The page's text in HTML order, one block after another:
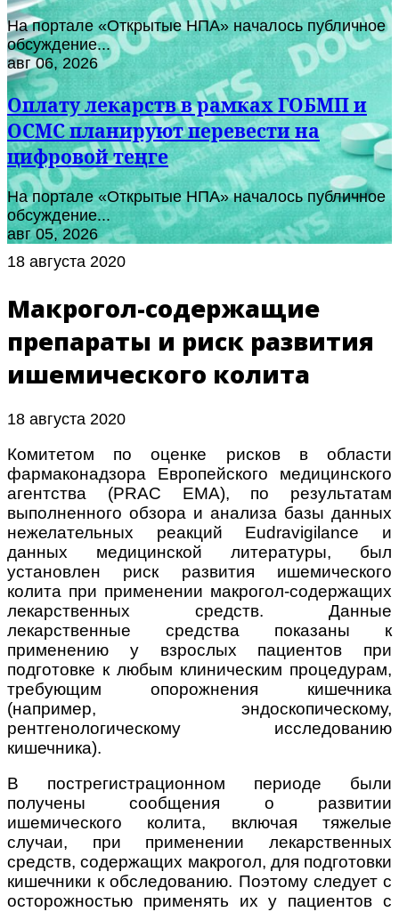
На портале «Открытые НПА» началось публичное
обсуждение...
авг 06, 2026
Оплату лекарств в рамках ГОБМП и
ОСМС планируют перевести на
цифровой теңге
На портале «Открытые НПА» началось публичное
обсуждение...
авг 05, 2026
18 августа 2020
Макрогол-содержащие
препараты и риск развития
ишемического колита
18 августа 2020
Комитетом по оценке рисков в области
фармаконадзора Европейского медицинского
агентства (PRAC EMA), по результатам
выполненного обзора и анализа базы данных
нежелательных реакций Eudravigilance и
данных медицинской литературы, был
установлен риск развития ишемического
колита при применении макрогол-содержащих
лекарственных средств. Данные
лекарственные средства показаны к
применению у взрослых пациентов при
подготовке к любым клиническим процедурам,
требующим опорожнения кишечника
(например, эндоскопическому,
рентгенологическому исследованию
кишечника).
В пострегистрационном периоде были
получены сообщения о развитии
ишемического колита, включая тяжелые
случаи, при применении лекарственных
средств, содержащих макрогол, для подготовки
кишечники к обследованию. Поэтому следует с
осторожностью применять их у пациентов с